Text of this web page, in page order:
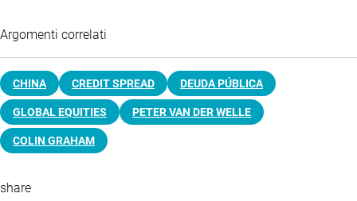
Argomenti correlati
CHINA CREDIT SPREAD DEUDA PÚBLICA
GLOBAL EQUITIES PETER VAN DER WELLE
COLIN GRAHAM
share